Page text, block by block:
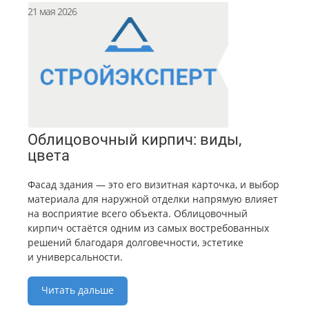
Облицовочный кирпич: виды,
цвета
21 мая 2026
Фасад здания — это его визитная карточка, и выбор
материала для наружной отделки напрямую влияет
на восприятие всего объекта. Облицовочный
кирпич остаётся одним из самых востребованных
решений благодаря долговечности, эстетике
и универсальности.
Читать дальше